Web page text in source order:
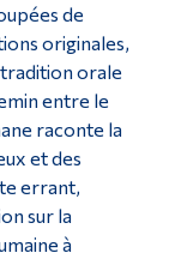
de
originales,
tradition orale
entre le
raconte la
et des
errant,
sur la
à